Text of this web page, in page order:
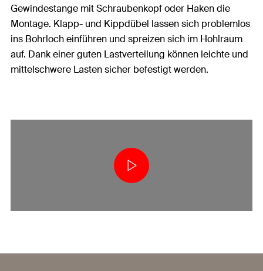
Gewindestange mit Schraubenkopf oder Haken die
Montage. Klapp- und Kippdübel lassen sich problemlos
ins Bohrloch einführen und spreizen sich im Hohlraum
auf. Dank einer guten Lastverteilung können leichte und
mittelschwere Lasten sicher befestigt werden.